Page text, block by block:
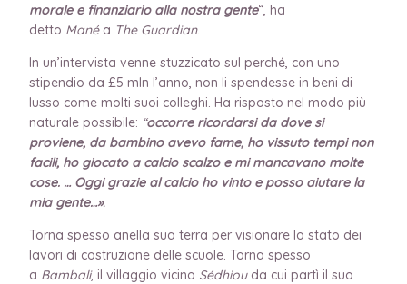
morale e finanziario alla nostra gente“, ha
detto Manéa The Guardian.
In un’intervista venne stuzzicato sul perché, con uno
stipendio da £5 mln l’anno, non li spendesse in beni di
lusso come molti suoi colleghi. Ha risposto nel modo più
naturale possibile: “occorre ricordarsi da dove si
proviene, da bambino avevo fame, ho vissuto tempi non
facili, ho giocato a calcio scalzo e mi mancavano molte
cose. … Oggi grazie al calcio ho vinto e posso aiutare la
mia gente…».
Torna spesso anella sua terra per visionare lo stato dei
lavori di costruzione delle scuole. Torna spesso
a Bambali, il villaggio vicino Sédhiouda cui partì il suo